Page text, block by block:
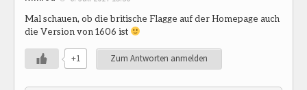
Mal schauen, ob die britische Flagge auf der Homepage auch
die Version von 1606 ist
+1 Zum Antworten anmelden